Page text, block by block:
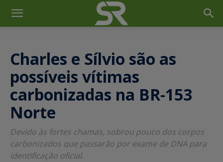
Charles e Sílvio são as
possíveis vítimas
carbonizadas na BR-153
Norte
Devido às fortes chamas, sobrou pouco dos corpos
carbonizados que passarão por exame de DNA para
identificação oficial.